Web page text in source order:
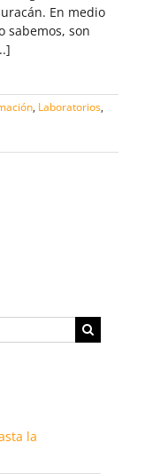
En medio
sabemos, son
, Laboratorios,
la